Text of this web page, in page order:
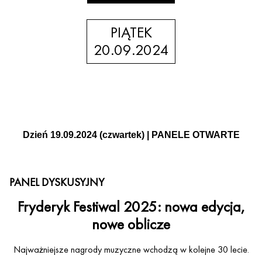
PIĄTEK
20.09.2024
Dzień 19.09.2024 (czwartek) | PANELE OTWARTE
PANEL DYSKUSYJNY
Fryderyk Festiwal 2025: nowa edycja,
nowe oblicze
Najważniejsze nagrody muzyczne wchodzą w kolejne 30 lecie.